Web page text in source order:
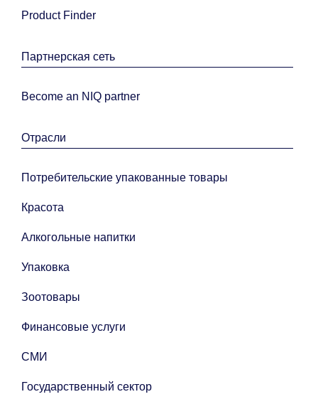
Product Finder
Партнерская сеть
Become an NIQ partner
Отрасли
Потребительские упакованные товары
Красота
Алкогольные напитки
Упаковка
Зоотовары
Финансовые услуги
СМИ
Государственный сектор